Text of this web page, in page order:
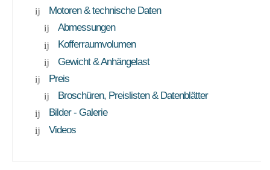
Motoren & technische Daten
Abmessungen
Kofferraumvolumen
Gewicht & Anhängelast
Preis
Broschüren, Preislisten & Datenblätter
Bilder - Galerie
Videos